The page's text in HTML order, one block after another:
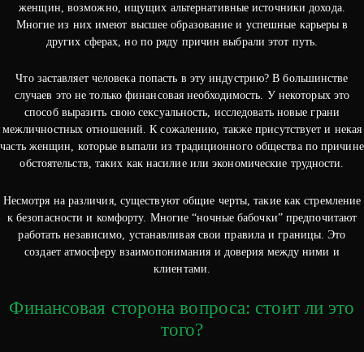
женщин, возможно, ищущих альтернативные источники дохода.
Многие из них имеют высшее образование и успешные карьеры в
других сферах, но по ряду причин выбрали этот путь.
Что заставляет человека попасть в эту индустрию? В большинстве
случаев это не только финансовая необходимость. У некоторых это
способ выразить свою сексуальность, исследовать новые грани
межличностных отношений. К сожалению, также присутствует и некая
часть женщин, которые выпали из традиционного общества по причине
обстоятельств, таких как насилие или экономические трудности.
Несмотря на различия, существуют общие черты, такие как стремление
к безопасности и комфорту. Многие “ночные бабочки” предпочитают
работать независимо, устанавливая свои правила и границы. Это
создает атмосферу взаимопонимания и доверия между ними и
клиентами.
Финансовая сторона вопроса: стоит ли это
того?